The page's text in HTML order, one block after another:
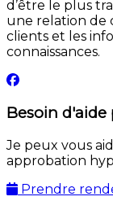
d’être le plus
une relation de
clients et les
connaissances.
Besoin
Je peux vous
approbation
Prendre